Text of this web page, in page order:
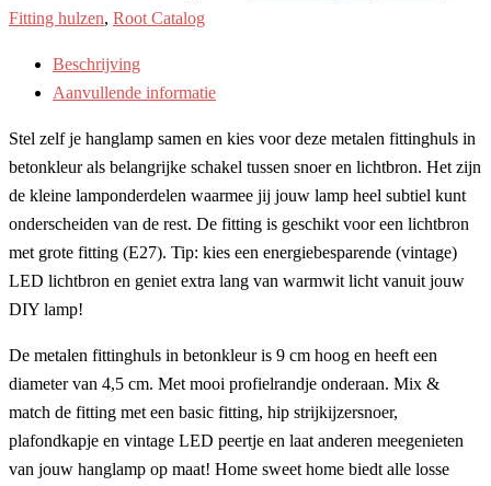
Fitting hulzen, Root Catalog
Beschrijving
Aanvullende informatie
Stel zelf je hanglamp samen en kies voor deze metalen fittinghuls in
betonkleur als belangrijke schakel tussen snoer en lichtbron. Het zijn
de kleine lamponderdelen waarmee jij jouw lamp heel subtiel kunt
onderscheiden van de rest. De fitting is geschikt voor een lichtbron
met grote fitting (E27). Tip: kies een energiebesparende (vintage)
LED lichtbron en geniet extra lang van warmwit licht vanuit jouw
DIY lamp!
De metalen fittinghuls in betonkleur is 9 cm hoog en heeft een
diameter van 4,5 cm. Met mooi profielrandje onderaan. Mix &
match de fitting met een basic fitting, hip strijkijzersnoer,
plafondkapje en vintage LED peertje en laat anderen meegenieten
van jouw hanglamp op maat! Home sweet home biedt alle losse